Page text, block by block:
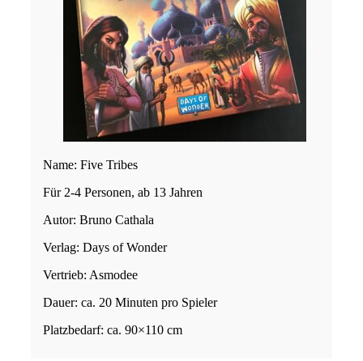
Name: Five Tribes
Für 2-4 Personen, ab 13 Jahren
Autor: Bruno Cathala
Verlag: Days of Wonder
Vertrieb: Asmodee
Dauer: ca. 20 Minuten pro Spieler
Platzbedarf: ca. 90×110 cm